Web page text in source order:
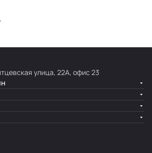
улица, 22А, офис 23